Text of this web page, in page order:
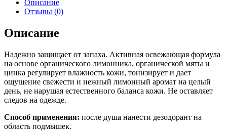
Описание
Отзывы (0)
Описание
Надежно защищает от запаха. Активная освежающая формула
на основе органического лимонника, органической мяты и
цинка регулирует влажность кожи, тонизирует и дает
ощущение свежести и нежный лимонный аромат на целый
день, не нарушая естественного баланса кожи. Не оставляет
следов на одежде.
Способ применения: после душа нанести дезодорант на
область подмышек.